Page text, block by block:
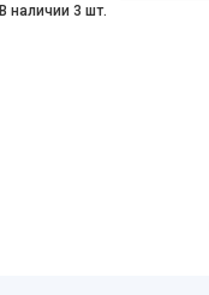
В наличии 3 шт.